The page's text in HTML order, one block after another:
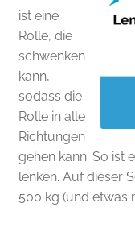
ist eine
Rolle, die
schwenken
kann,
sodass die
Rolle in alle
Richtungen
gehen kann. So ist
lenken. Auf dieser
500 kg (und etwas